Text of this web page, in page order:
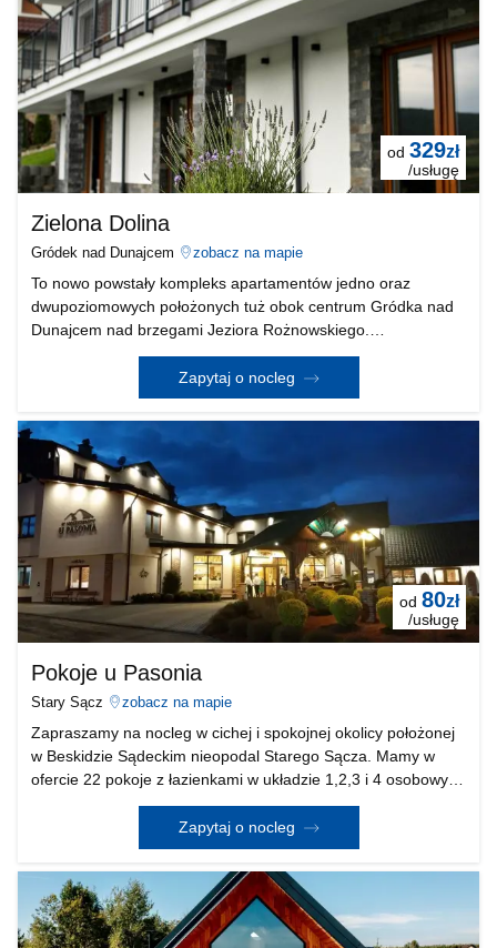
od 329zł
/usługę
Zielona Dolina
Gródek nad Dunajcem zobacz na mapie
To nowo powstały kompleks apartamentów jedno oraz
dwupoziomowych położonych tuż obok centrum Gródka nad
Dunajcem nad brzegami Jeziora Rożnowskiego.
Nowoczesne, doskonale wyposażone apartamenty, zostały
urządzone z dbałością o najdrobniejsze detale aby zadowolić
Zapytaj o nocleg
od 80zł
/usługę
Pokoje u Pasonia
Stary Sącz zobacz na mapie
Zapraszamy na nocleg w cichej i spokojnej okolicy położonej
w Beskidzie Sądeckim nieopodal Starego Sącza. Mamy w
ofercie 22 pokoje z łazienkami w układzie 1,2,3 i 4 osobowym
z opcją śniadania. W samym obiekcie macie państwo do
dyspozycji Sale Kominkową z małym ale dobr
Zapytaj o nocleg